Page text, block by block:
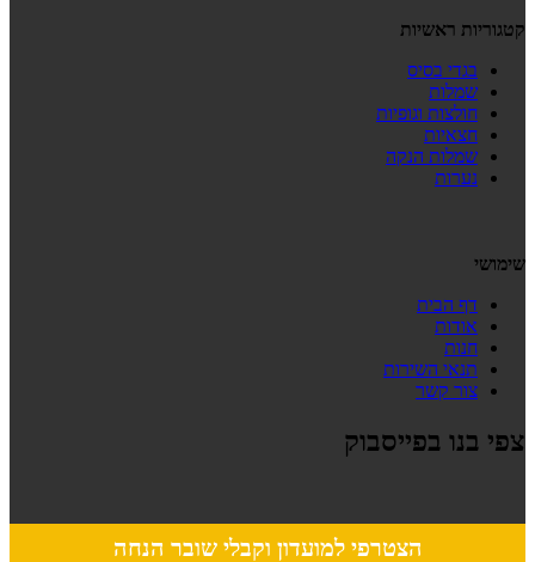
קטגוריות ראשיות
בגדי בסיס
שמלות
חולצות וגופיות
חצאיות
שמלות הנקה
נערות
שימושי
דף הבית
אודות
חנות
תנאי השירות
צור קשר
צפי בנו בפייסבוק
הצטרפי למועדון וקבלי שובר הנחה